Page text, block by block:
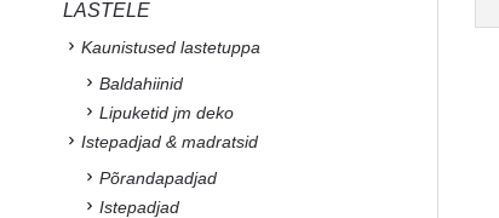
LASTELE
Kaunistused lastetuppa
Baldahiinid
Lipuketid jm deko
Istepadjad & madratsid
Põrandapadjad
Istepadjad